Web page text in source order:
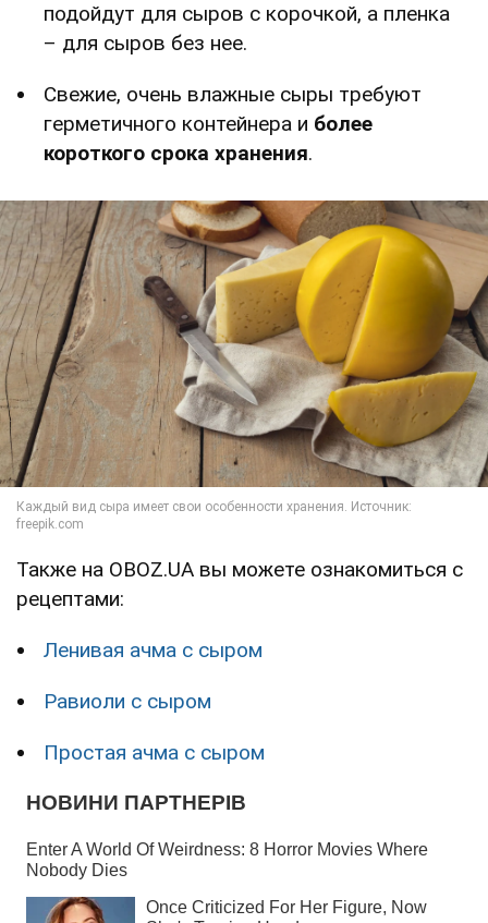
подойдут для сыров с корочкой, а пленка
– для сыров без нее.
Свежие, очень влажные сыры требуют
герметичного контейнера и более
короткого срока хранения.
Также на OBOZ.UA вы можете ознакомиться с
рецептами:
Ленивая ачма с сыром
Равиоли с сыром
Простая ачма с сыром